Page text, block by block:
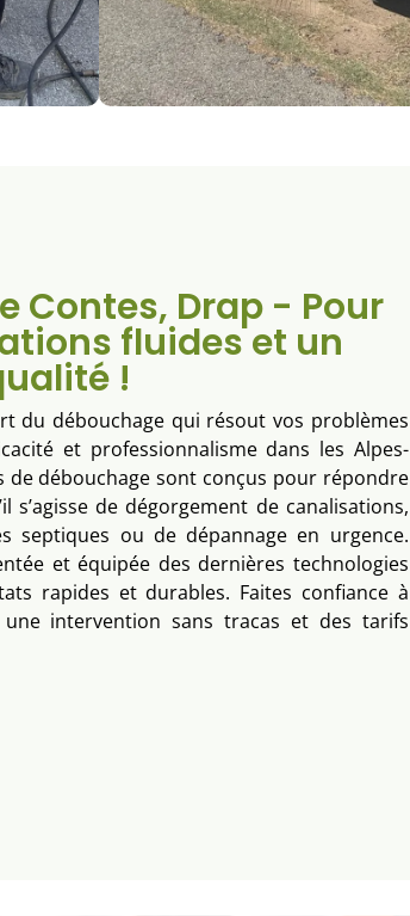
Contes, Drap - Pour
fluides et un
!
du débouchage qui résout vos problèmes
et professionnalisme dans les Alpes-
de débouchage sont conçus pour répondre
s’agisse de dégorgement de canalisations,
septiques ou de dépannage en urgence.
et équipée des dernières technologies
rapides et durables. Faites confiance à
une intervention sans tracas et des tarifs